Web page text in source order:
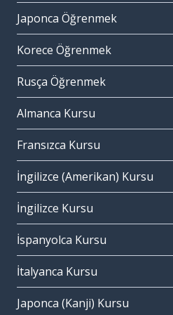
Japonca Öğrenmek
Korece Öğrenmek
Rusça Öğrenmek
Almanca Kursu
Fransızca Kursu
İngilizce (Amerikan) Kursu
İngilizce Kursu
İspanyolca Kursu
İtalyanca Kursu
Japonca (Kanji) Kursu